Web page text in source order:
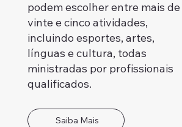
podem escolher entre mais de
vinte e cinco atividades,
incluindo esportes, artes,
línguas e cultura, todas
ministradas por profissionais
qualificados.
Saiba Mais